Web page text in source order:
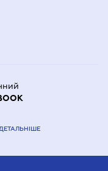
ДЕТАЛЬНІШЕ